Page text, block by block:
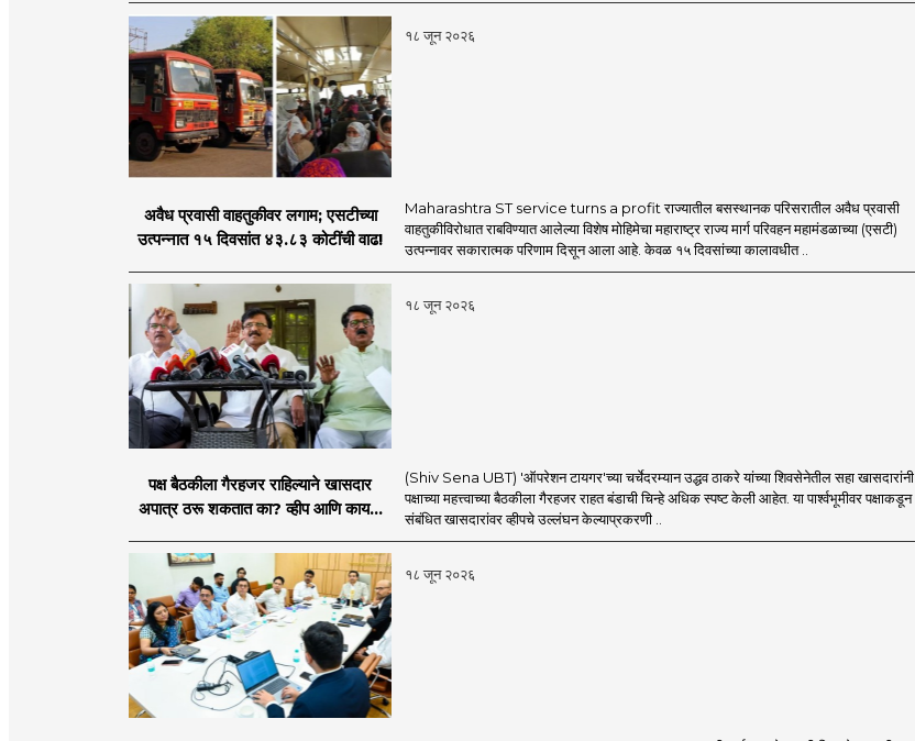
१८ जून २०२६
अवैध प्रवासी वाहतुकीवर लगाम; एसटीच्या
उत्पन्नात १५ दिवसांत ४३.८३ कोटींची वाढ!
Maharashtra ST service turns a profit राज्यातील बसस्थानक परिसरातील अवैध प्रवासी
वाहतुकीविरोधात राबविण्यात आलेल्या विशेष मोहिमेचा महाराष्ट्र राज्य मार्ग परिवहन महामंडळाच्या (एसटी)
उत्पन्नावर सकारात्मक परिणाम दिसून आला आहे. केवळ १५ दिवसांच्या कालावधीत ..
१८ जून २०२६
पक्ष बैठकीला गैरहजर राहिल्याने खासदार
अपात्र ठरू शकतात का? व्हीप आणि कायदा
(Shiv Sena UBT) 'ऑपरेशन टायगर'च्या चर्चेदरम्यान उद्धव ठाकरे यांच्या शिवसेनेतील सहा खासदारांनी
पक्षाच्या महत्त्वाच्या बैठकीला गैरहजर राहत बंडाची चिन्हे अधिक स्पष्ट केली आहेत. या पार्श्वभूमीवर पक्षाकडून
संबंधित खासदारांवर व्हीपचे उल्लंघन केल्याप्रकरणी ..
१८ जून २०२६